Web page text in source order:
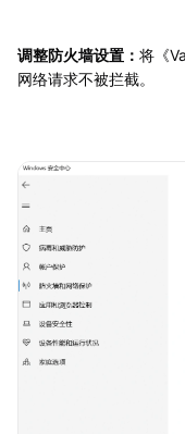
调整防火墙设置： 将《
网络请求不被拦截。